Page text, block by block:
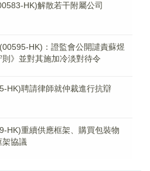
HK)解散若干附屬公司
HK)：證監會公開譴責蘇煜
》並對其施加冷淡對待令
HK)聘請律師就仲裁進行抗辯
HK)重續供應框架、購買包裝物
架協議